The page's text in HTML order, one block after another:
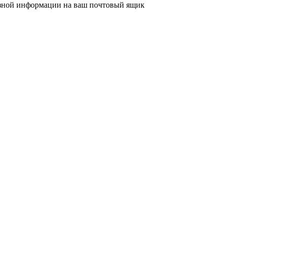
информации на ваш почтовый ящик